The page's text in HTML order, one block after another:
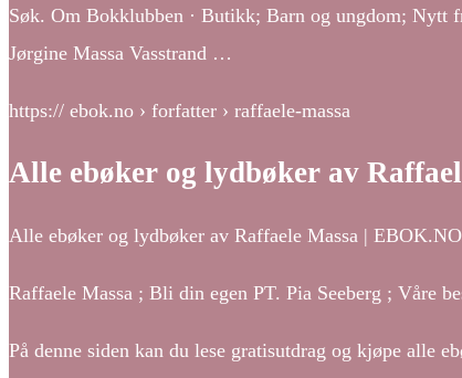
Søk. Om Bokklubben · Butikk; Barn og ungdom; Nytt
Jørgine Massa Vasstrand …
https:// ebok.no › forfatter › raffaele-massa
Alle ebøker og lydbøker av
Alle ebøker og lydbøker av Raffaele Massa | EBOK.NO
Raffaele Massa ; Bli din egen PT. Pia Seeberg ; Våre
På denne siden kan du lese gratisutdrag og kjøpe alle